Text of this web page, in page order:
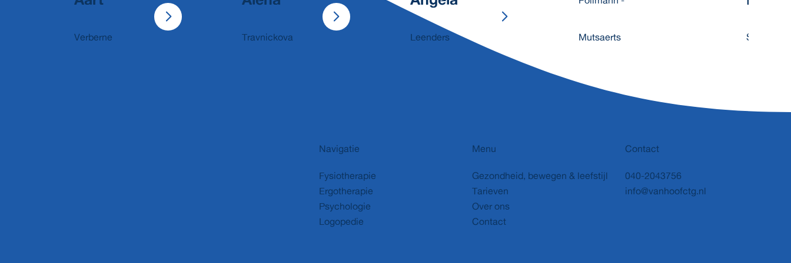
Verberne Travnickova Leenders Mutsaerts Senft
Navigatie
Fysiotherapie
Ergotherapie
Psychologie
Logopedie
Menu
Gezondheid, bewegen & leefstijl
Tarieven
Over ons
Contact
Contact
040-2043756
info@vanhoofctg.nl